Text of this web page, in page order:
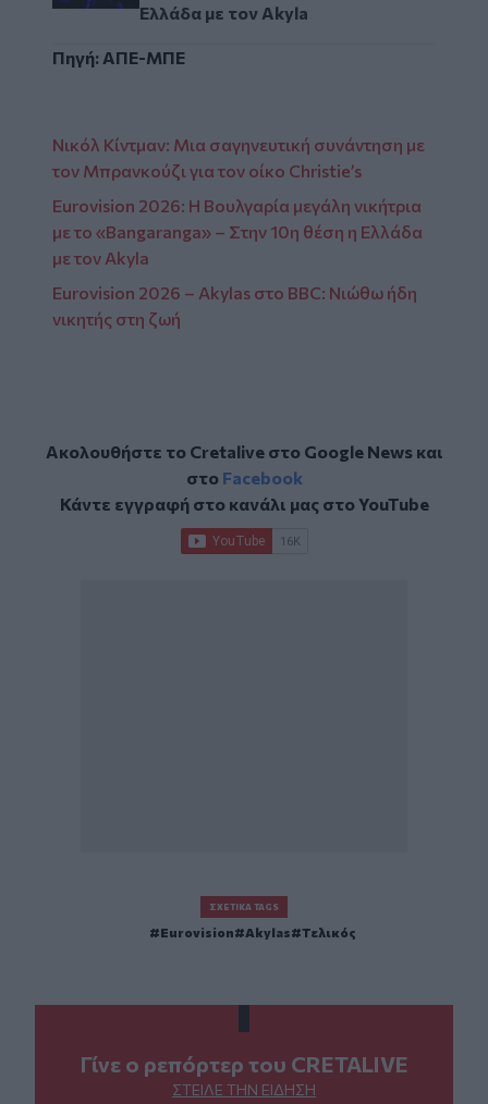
Ελλάδα με τον Akyla
Πηγή: ΑΠΕ-ΜΠΕ
Νικόλ Κίντμαν: Μια σαγηνευτική συνάντηση με
τον Μπρανκούζι για τον οίκο Christie’s
Eurovision 2026: Η Βουλγαρία μεγάλη νικήτρια
με το «Bangaranga» – Στην 10η θέση η Ελλάδα
με τον Akyla
Eurovision 2026 – Akylas στο BBC: Νιώθω ήδη
νικητής στη ζωή
Ακολουθήστε το Cretalive στο Google Newsκαι
στο Facebook
Κάντε εγγραφή στο κανάλι μας στοYouTube
ΣΧΕΤΙΚΆ TAGS
Eurovision Akylas Τελικός
Γίνε ο ρεπόρτερ του CRETALIVE
ΣΤΕΊΛΕ ΤΗΝ ΕΊΔΗΣΗ